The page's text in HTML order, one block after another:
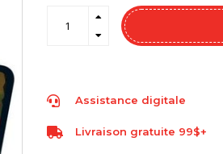
Assistance digitale
Livraison gratuite 99$+